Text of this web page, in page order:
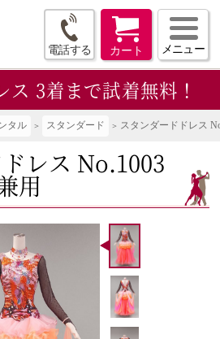
電話する カート メニュー
ス 3着まで試着無料！
タル スタンダード スタンダードドレス
レス No.1003
用